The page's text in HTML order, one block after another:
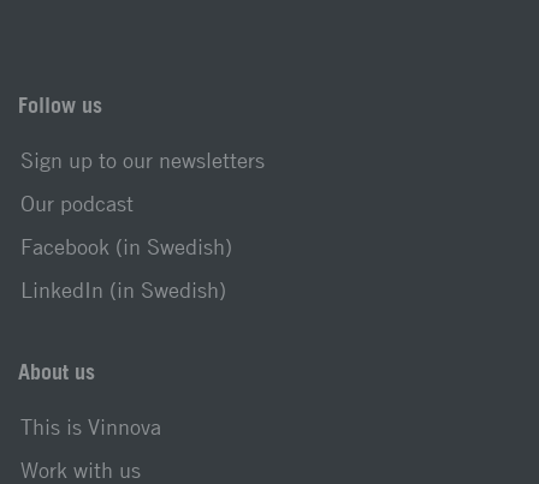
Follow us
Sign up to our newsletters
Our podcast
Facebook (in Swedish)
LinkedIn (in Swedish)
About us
This is Vinnova
Work with us